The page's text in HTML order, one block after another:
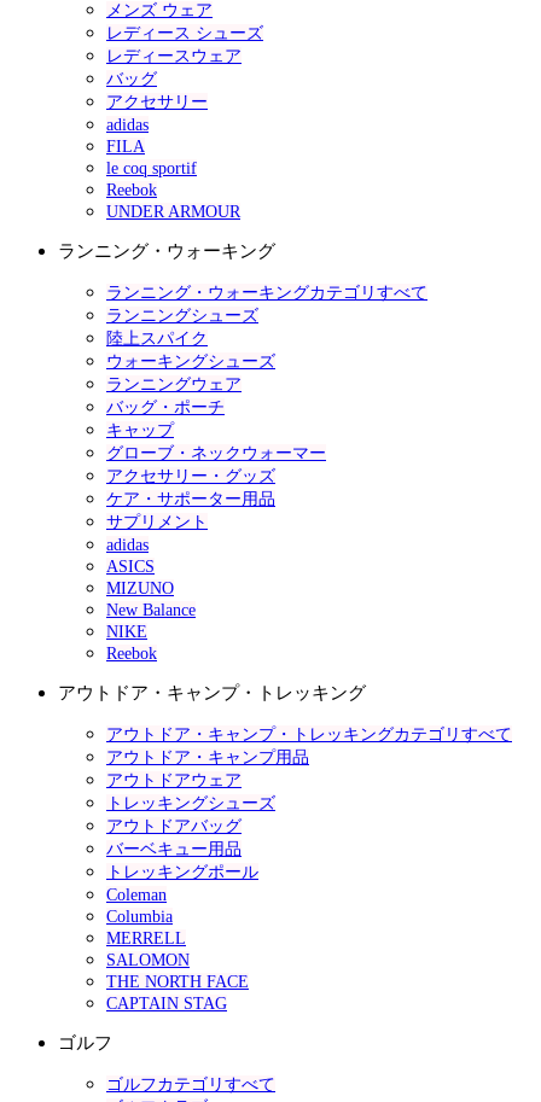
メンズ ウェア
レディース シューズ
レディースウェア
バッグ
アクセサリー
adidas
FILA
le coq sportif
Reebok
UNDER ARMOUR
ランニング・ウォーキング
ランニング・ウォーキングカテゴリすべて
ランニングシューズ
陸上スパイク
ウォーキングシューズ
ランニングウェア
バッグ・ポーチ
キャップ
グローブ・ネックウォーマー
アクセサリー・グッズ
ケア・サポーター用品
サプリメント
adidas
ASICS
MIZUNO
New Balance
NIKE
Reebok
アウトドア・キャンプ・トレッキング
アウトドア・キャンプ・トレッキングカテゴリすべて
アウトドア・キャンプ用品
アウトドアウェア
トレッキングシューズ
アウトドアバッグ
バーベキュー用品
トレッキングポール
Coleman
Columbia
MERRELL
SALOMON
THE NORTH FACE
CAPTAIN STAG
ゴルフ
ゴルフカテゴリすべて